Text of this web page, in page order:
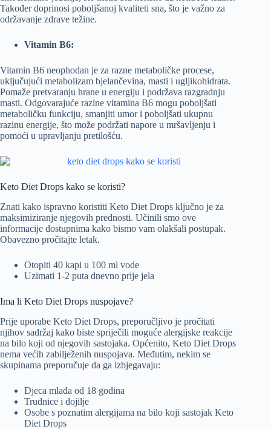
Također doprinosi poboljšanoj kvaliteti sna, što je važno za
održavanje zdrave težine.
Vitamin B6:
Vitamin B6 neophodan je za razne metaboličke procese,
uključujući metabolizam bjelančevina, masti i ugljikohidrata.
Pomaže pretvaranju hrane u energiju i podržava razgradnju
masti. Odgovarajuće razine vitamina B6 mogu poboljšati
metaboličku funkciju, smanjiti umor i poboljšati ukupnu
razinu energije, što može podržati napore u mršavljenju i
pomoći u upravljanju pretilošću.
Keto Diet Drops kako se koristi?
Znati kako ispravno koristiti Keto Diet Drops ključno je za
maksimiziranje njegovih prednosti. Učinili smo ove
informacije dostupnima kako bismo vam olakšali postupak.
Obavezno pročitajte letak.
Otopiti 40 kapi u 100 ml vode
Uzimati 1-2 puta dnevno prije jela
Ima li Keto Diet Drops nuspojave?
Prije uporabe Keto Diet Drops, preporučljivo je pročitati
njihov sadržaj kako biste spriječili moguće alergijske reakcije
na bilo koji od njegovih sastojaka. Općenito, Keto Diet Drops
nema većih zabilježenih nuspojava. Međutim, nekim se
skupinama preporučuje da ga izbjegavaju:
Djeca mlađa od 18 godina
Trudnice i dojilje
Osobe s poznatim alergijama na bilo koji sastojak Keto
Diet Drops